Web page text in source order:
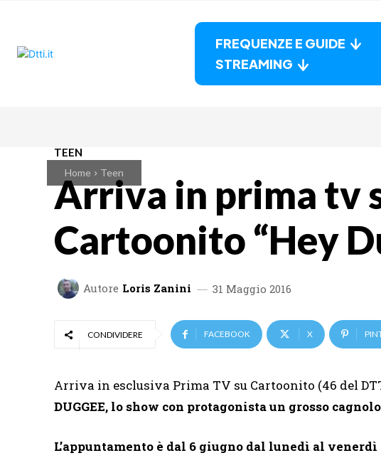
FREQUENZE E GUIDE
STREAMING
Home Teen
TEEN
Arriva in prima tv
Cartoonito “Hey
Autore Loris Zanini 31 Maggio 2016
CONDIVIDERE FACEBOOK X
Arriva in esclusiva Prima TV su Cartoonito (46 del
DUGGEE, lo show con protagonista un grosso
L’appuntamento è dal 6 giugno dal lunedì al venerdì